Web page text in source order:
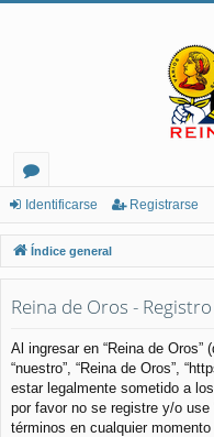
or
os
Identificarse Registrarse
Índice general
Reina de Oros - Registro
Al ingresar en “Reina de Oros”
“nuestro”, “Reina de Oros”,
estar legalmente sometido a
por favor no se registre y/o use
términos en cualquier